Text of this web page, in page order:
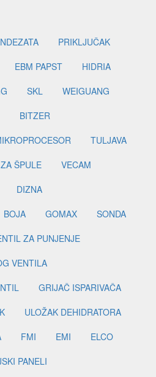
PRIKLJUČAK
EBM PAPST
HIDRIA
SKL
WEIGUANG
BITZER
TULJAVA
ŠPULE
VECAM
DIZNA
BOJA GOMAX
SONDA
ZA PUNJENJE
VENTILA
GRIJAČ ISPARIVAČA
ULOŽAK DEHIDRATORA
FMI EMI
ELCO
PANELI